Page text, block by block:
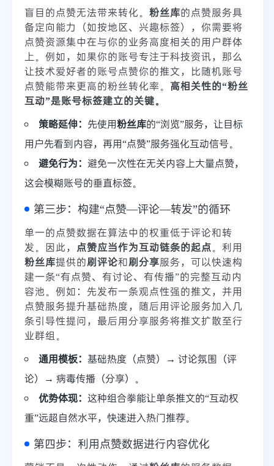
盲目的点赞无法带来转化。 粉丝库的点赞服务具
备定向能力（如按地区、兴趣标签），你需要将
点赞资源集中在与你的业务高度相关的用户群体
上。例如，如果你的账号专注于科技资讯，那么
让技术爱好者的账号点赞你的推文，比随机账号
点赞能带来更高的粉丝转化率。 高相关性的“粉丝
互动”是账号标签建立的关键。
策略延伸： 先使用粉丝库的“浏览”服务，让目标
用户先看到内容，再用“点赞”服务强化互动信号。
避免行为： 避免一次性在无关内容上大量点赞，
这会模糊账号的垂直标签。
第三步：构建“点赞—评论—转发”的循环
单一的点赞数据在算法中的权重低于评论和转
发。因此， 点赞应当作为互动链条的起点。利用
粉丝库提供的刷评论和刷分享服务，可以快速构
建一条“有点赞、有讨论、有传播”的完整互动内
容池。例如：先发布一条观点性强的推文，并用
点赞服务提升基础热度，随后用评论服务加入几
条引导性提问，最后用分享服务将推文扩散至行
业群组。
通用模板： 基础热度（点赞）→ 讨论氛围（评
论）→ 病毒传播（分享）。
优势体现： 这种组合拳能让单条推文的“互动权
重”远超自然水平，快速进入热门推荐。
第四步：利用点赞数据进行内容优化